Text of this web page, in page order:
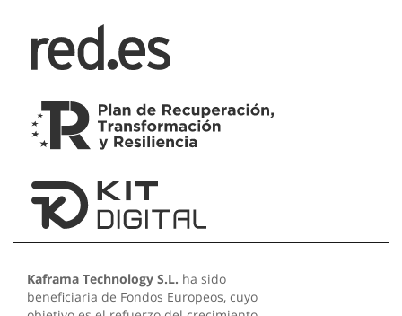
Kaframa Technology S.L. ha sido
beneficiaria de Fondos Europeos, cuyo